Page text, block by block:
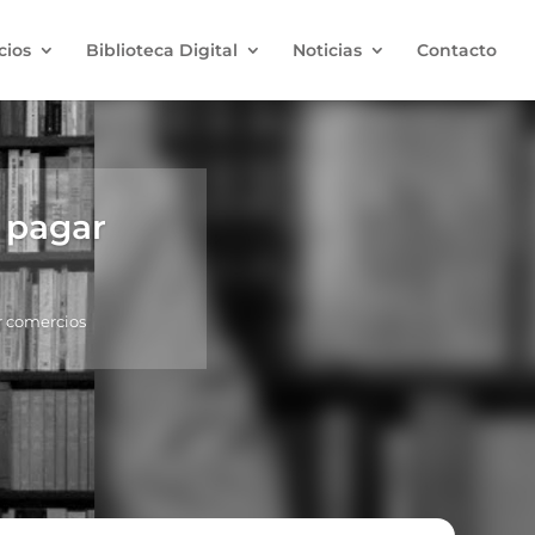
Biblioteca Digital Noticias Contacto
comercios